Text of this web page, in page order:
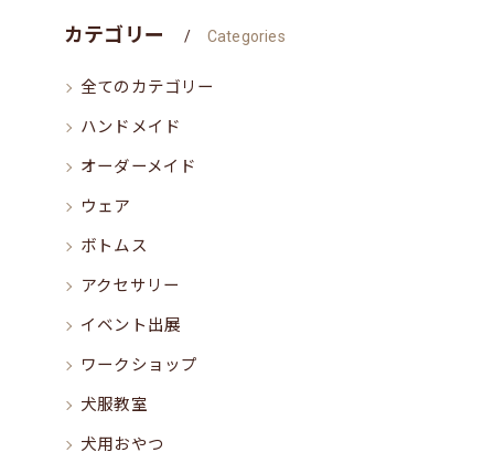
カテゴリー Categories
全てのカテゴリー
ハンドメイド
オーダーメイド
ウェア
ボトムス
アクセサリー
イベント出展
ワークショップ
犬服教室
犬用おやつ